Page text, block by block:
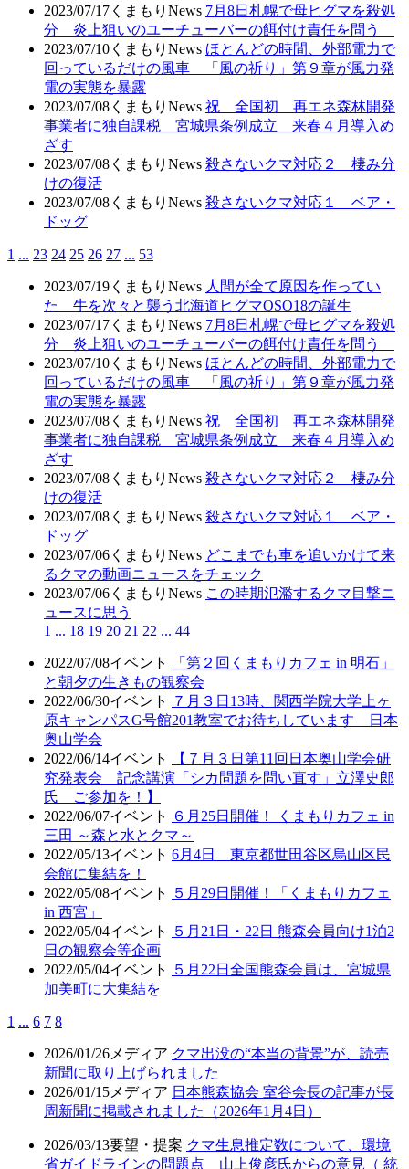
2023/07/17 くまもりNews 7月8日札幌で母ヒグマを殺処
分 炎上狙いのユーチューバーの餌付け責任を問う
2023/07/10 くまもりNews ほとんどの時間、外部電力で
回っているだけの風車 「風の祈り」第９章が風力発
電の実態を暴露
2023/07/08 くまもりNews 祝 全国初 再エネ森林開発
事業者に独自課税 宮城県条例成立 来春４月導入め
ざす
2023/07/08 くまもりNews 殺さないクマ対応２ 棲み分
けの復活
2023/07/08 くまもりNews 殺さないクマ対応１ ベア・
ドッグ
1 ... 23 24 25 26 27 ... 53
2023/07/19 くまもりNews 人間が全て原因を作ってい
た 牛を次々と襲う北海道ヒグマOSO18の誕生
2023/07/17 くまもりNews 7月8日札幌で母ヒグマを殺処
分 炎上狙いのユーチューバーの餌付け責任を問う
2023/07/10 くまもりNews ほとんどの時間、外部電力で
回っているだけの風車 「風の祈り」第９章が風力発
電の実態を暴露
2023/07/08 くまもりNews 祝 全国初 再エネ森林開発
事業者に独自課税 宮城県条例成立 来春４月導入め
ざす
2023/07/08 くまもりNews 殺さないクマ対応２ 棲み分
けの復活
2023/07/08 くまもりNews 殺さないクマ対応１ ベア・
ドッグ
2023/07/06 くまもりNews どこまでも車を追いかけて来
るクマの動画ニュースをチェック
2023/07/06 くまもりNews この時期氾濫するクマ目撃ニ
ュースに思う
1 ... 18 19 20 21 22 ... 44
2022/07/08イベント
「第２回くまもりカフェ in 明石」
と朝夕の生きもの観察会
2022/06/30イベント
７月３日13時、関西学院大学上ヶ
原キャンパスG号館201教室でお待ちしています 日本
奥山学会
2022/06/14イベント
【７月３日第11回日本奥山学会研
究発表会 記念講演「シカ問題を問い直す」立澤史郎
氏 ご参加を！】
2022/06/07イベント
６月25日開催！ くまもりカフェ in
三田 ～森と水とクマ～
2022/05/13イベント 6月4日 東京都世田谷区烏山区民
会館に集結を！
2022/05/08イベント
５月29日開催！「くまもりカフェ
in 西宮」
2022/05/04イベント
５月21日・22日 熊森会員向け1泊2
日の観察会等企画
2022/05/04イベント
５月22日全国熊森会員は、宮城県
加美町に大集結を
1 ... 6 7 8
2026/01/26 メディア クマ出没の“本当の背景”が、読売
新聞に取り上げられました
2026/01/15 メディア 日本熊森協会 室谷会長の記事が長
周新聞に掲載されました（2026年1月4日）
2026/03/13要望・提案 クマ生息推定数について、環境
省ガイドラインの問題点 山上俊彦氏からの意見（ 統